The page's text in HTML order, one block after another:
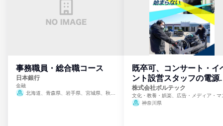
事務職員・総合職コース
日本銀行
金融
北海道、青森県、岩手県、宮城県、秋田
既卒可、コンサート・イ
ント設営スタッフの電源
門
株式会社ボルテック
文化・教養・娯楽、広告・メディア・マ
ミ、電力・ガス・水道・エネルギー
神奈川県